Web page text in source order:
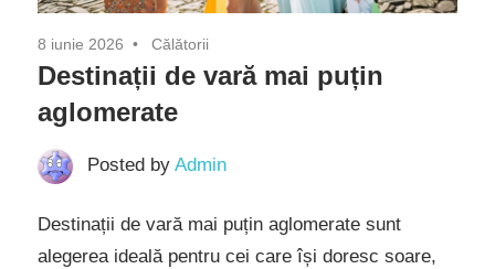
8 iunie 2026 Călătorii
Destinații de vară mai puțin
aglomerate
Posted by Admin
Destinații de vară mai puțin aglomerate sunt
alegerea ideală pentru cei care își doresc soare,